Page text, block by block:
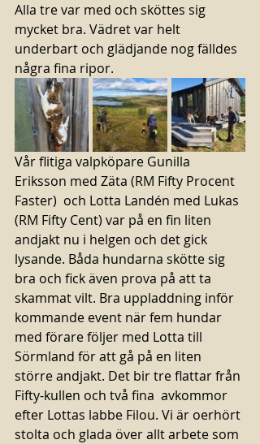
Alla tre var med och sköttes sig
mycket bra. Vädret var helt
underbart och glädjande nog fälldes
några fina ripor.
Vår flitiga valpköpare Gunilla
Eriksson med Zäta (RM Fifty Procent
Faster)  och Lotta Landén med Lukas
(RM Fifty Cent) var på en fin liten
andjakt nu i helgen och det gick
lysande. Båda hundarna skötte sig
bra och fick även prova på att ta
skammat vilt. Bra uppladdning inför
kommande event när fem hundar
med förare följer med Lotta till
Sörmland för att gå på en liten
större andjakt. Det bir tre flattar från
Fifty-kullen och två fina  avkommor
efter Lottas labbe Filou. Vi är oerhört
stolta och glada över allt arbete som